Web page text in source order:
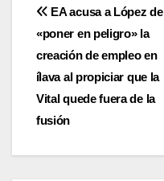
de
entradas
EA acusa a López de
«poner en peligro» la
creación de empleo en
ílava al propiciar que la
Vital quede fuera de la
fusión